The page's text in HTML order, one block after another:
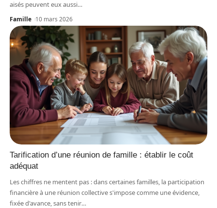
aisés peuvent eux aussi…
Famille 10 mars 2026
Tarification d’une réunion de famille : établir le coût
adéquat
Les chiffres ne mentent pas : dans certaines familles, la participation
financière à une réunion collective s'impose comme une évidence,
fixée d'avance, sans tenir…